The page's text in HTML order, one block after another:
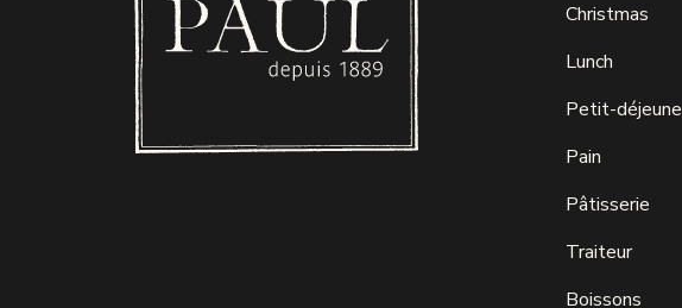
Christmas
Lunch
Petit-
Pain
Pâtisserie
Traiteur
Boissons